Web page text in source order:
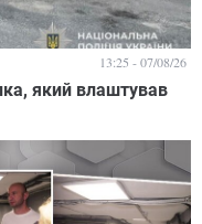
який влаштував
13:25 - 07/08/26